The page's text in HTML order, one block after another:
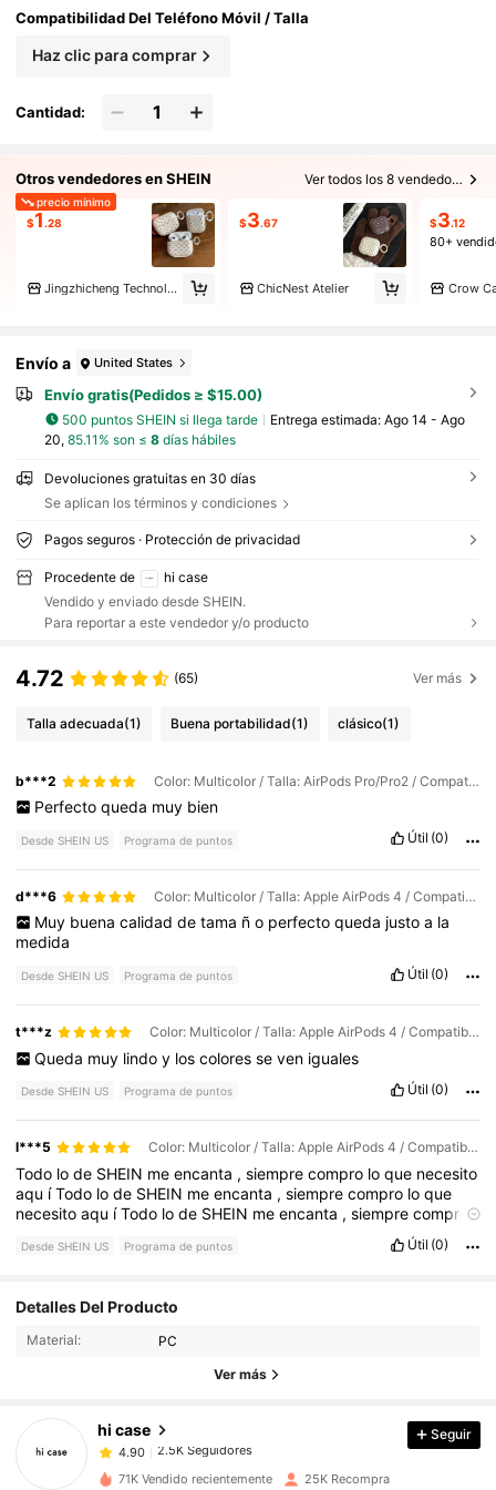
Compatibilidad Del Teléfono Móvil / Talla
Haz clic para comprar
Cantidad:
Otros vendedores en SHEIN Ver todos los 8 vendedores
precio mínimo
$1 .28
Jingzhicheng Technology
$3.67
ChicNest Atelier
$3.12
80+
Crow
Envío a United States
Envío gratis(Pedidos ≥ $15.00)
500 puntos SHEIN si llega tarde Entrega estimada: Ago 14 - Ago
20, 85.11% son ≤ 8días hábiles
Devoluciones gratuitas en 30 días
Se aplican los términos y condiciones
Pagos seguros · Protección de privacidad
Procedente de
hi case
Vendido y enviado desde SHEIN.
Para reportar a este vendedor y/o producto
4.72 (65) Ver más
Talla adecuada(1) Buena portabilidad(1) clásico(1)
b***2 Color: Multicolor / Talla: AirPods Pro/Pro2 / Compatibilidad del Teléfono Móvil: Marrón café
Perfecto queda muy bien
Desde SHEIN US Programa de puntos Útil (0)
d***6 Color: Multicolor / Talla: Apple AirPods 4 / Compatibilidad del Teléfono Móvil: Beige
Muy buena calidad de tama ñ o perfecto queda justo a la
medida
Desde SHEIN US Programa de puntos Útil (0)
t***z Color: Multicolor / Talla: Apple AirPods 4 / Compatibilidad del Teléfono Móvil: Beige
Queda muy lindo y los colores se ven iguales
Desde SHEIN US Programa de puntos Útil (0)
l***5 Color: Multicolor / Talla: Apple AirPods 4 / Compatibilidad del Teléfono Móvil: Marrón café
Todo lode SHEIN meencanta ,siemprecompro loque necesito
aqu íTodo lode SHEIN meencanta ,siemprecompro loque
necesitoaqu íTodo lode SHEIN meencanta ,siemprecompro
siempre
comprolo que necesitoaquí
Desde SHEIN US Programa de puntos Útil (0)
Detalles Del Producto
Material: PC
Ver más
hi case
4.90
2.5K Seguidores
4.90
2.5K Seguidores
r***o
pagóHace 10 horas
Seguir
71K Vendido recientemente 25K Recompra